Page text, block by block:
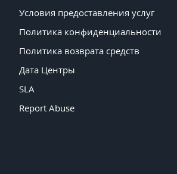
Условия предоставления услуг
Политика конфиденциальности
Политика возврата средств
Дата Центры
SLA
Report Abuse